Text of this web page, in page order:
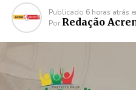
Publicado 6 horas atrás
Por Redação